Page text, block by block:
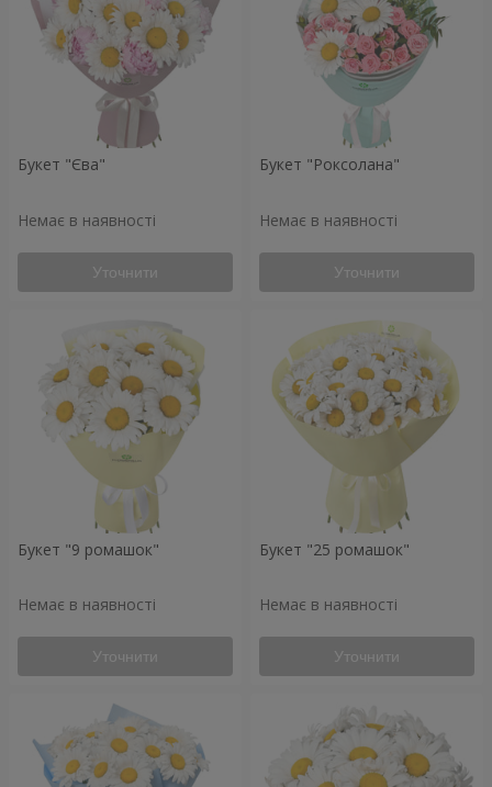
Букет "Єва"
Немає в наявності
Уточнити
Букет "Роксолана"
Немає в наявності
Уточнити
Букет "9 ромашок"
Немає в наявності
Уточнити
Букет "25 ромашок"
Немає в наявності
Уточнити